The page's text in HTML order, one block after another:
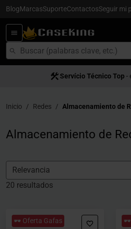
BlogMarcasSuporteContactosSeguir mi
Servício Técnico Top -
Inicio Redes Almacenamiento de
Almacenamiento de
20 resultados
🕶️ Oferta Gafas